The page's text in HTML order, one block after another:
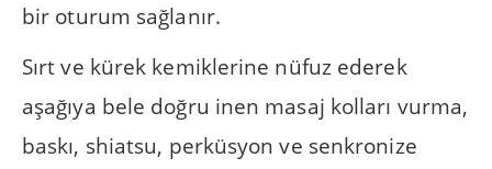
bir oturum sağlanır.
Sırt ve kürek kemiklerine nüfuz ederek
aşağıya bele doğru inen masaj kolları vurma,
baskı, shiatsu, perküsyon ve senkronize